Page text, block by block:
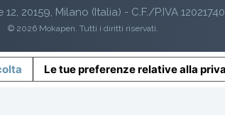
20159, Milano (Italia) - C.F./P.IVA
© 2026 Mokapen. Tutti i diritti riservati.
Le tue preferenze relative alla